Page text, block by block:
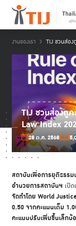
งานของเรา TIJ ชวนส่อ
TIJ ชวนส่องดู
Law Index
28 ต.ค. 2568
สถาบันเพื่อการยุติธรรม
อำนวยการสถาบันฯ เปิ
จัดทำโดย World
0.50 จากคะแนนเต็ม
คะแนนปรับเพิ่มขึ้นเล็ก